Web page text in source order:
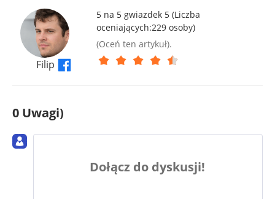
Filip
5 na 5 gwiazdek 5 (Liczba
oceniających:229osoby)
(Oceń ten artykuł).
0 Uwagi)
Dołącz do dyskusji!